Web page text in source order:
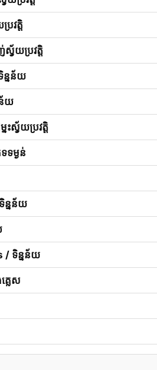
វត្តិ
យប្រវត្តិ
នន័យ
យ
វ័យប្រវត្តិ
ទម្ងន់
នន័យ
/ ទិន្នន័យ
លេស